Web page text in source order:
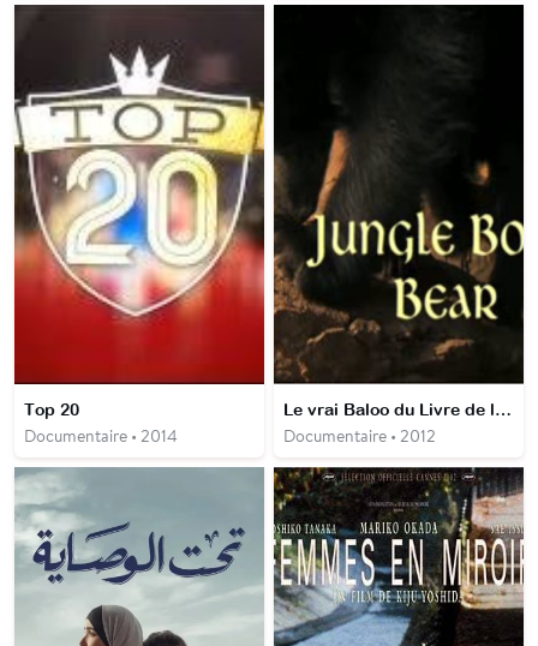
Top 20
Documentaire • 2014
Le vrai Baloo du Livre de la jungle
Documentaire • 2012